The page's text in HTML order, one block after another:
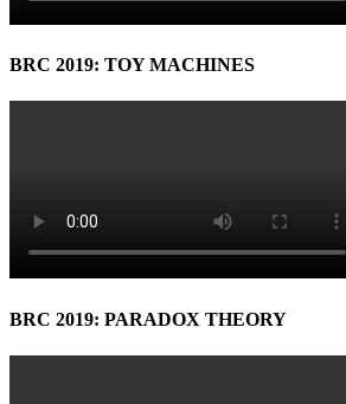
BRC 2019: TOY MACHINES
BRC 2019: PARADOX THEORY